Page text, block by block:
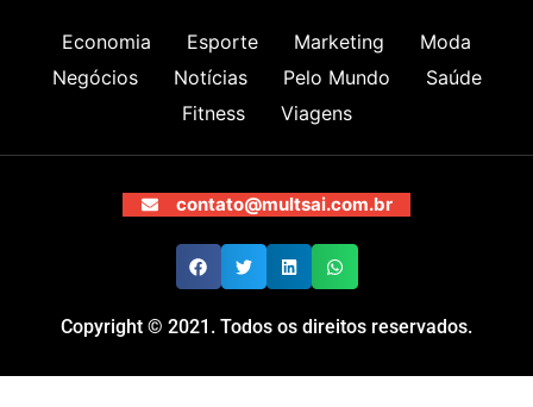
Economia Esporte Marketing
Moda
Negócios
Notícias Pelo Mundo
Saúde
Fitness
Viagens
contato@multsai.com.br
Copyright © 2021. Todos os direitos reservados.